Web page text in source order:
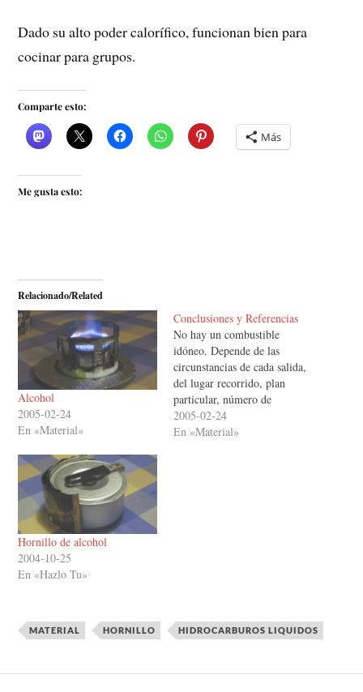
Dado su alto poder calorífico, funcionan bien para
cocinar para grupos.
Comparte esto:
Más
Me gusta esto:
Relacionado/Related
Alcohol
2005-02-24
En «Material»
Conclusiones y Referencias
No hay un combustible
idóneo. Depende de las
circunstancias de cada salida,
del lugar recorrido, plan
particular, número de
personas, tiempo atmosférico
previsto, duración,
2005-02-24
En «Material»
Hornillo de alcohol
2004-10-25
En «Hazlo Tu»
MATERIAL HORNILLO HIDROCARBUROS LIQUIDOS